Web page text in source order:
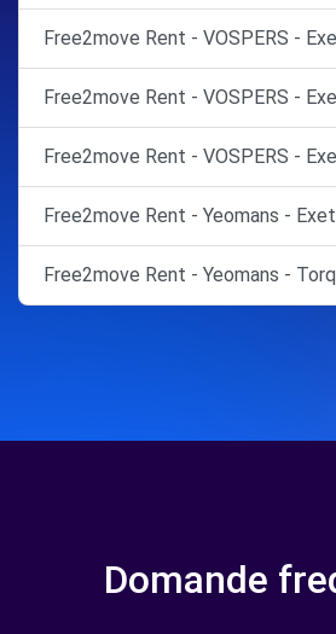
Free2move Rent - VOSPERS -
Free2move Rent - VOSPERS -
Free2move Rent - VOSPERS -
Free2move Rent - Yeomans -
Free2move Rent - Yeomans -
Domande